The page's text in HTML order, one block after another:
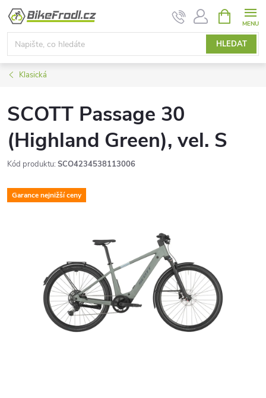
Přejít
obsah
HLEDAT
NÁKUPNÍ
KOŠÍK
Klasická
SCOTT Passage 30
(Highland Green), vel. S
Kód produktu: SCO4234538113006
Garance nejnižší ceny